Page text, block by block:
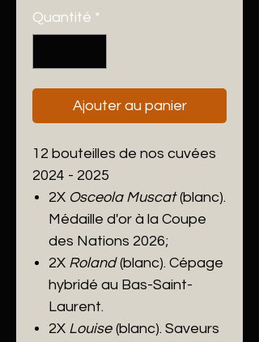
Quantité *
Ajouter au panier
12 bouteilles de nos cuvées
2024 - 2025
2X Osceola Muscat(blanc).
Médaille d'or à la Coupe
des Nations 2026;
2X Roland(blanc). Cépage
hybridé au Bas-Saint-
Laurent.
2X Louise (blanc). Saveurs